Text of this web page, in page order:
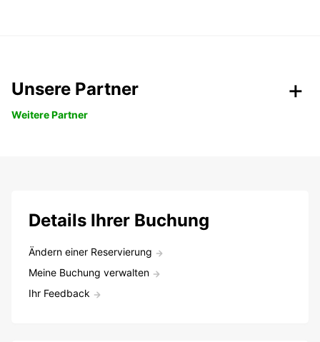
Unsere Partner
Weitere Partner
Details Ihrer Buchung
Ändern einer Reservierung
Meine Buchung verwalten
Ihr Feedback